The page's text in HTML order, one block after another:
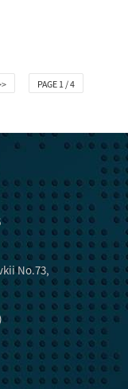
PAGE 1 / 4
No.73,